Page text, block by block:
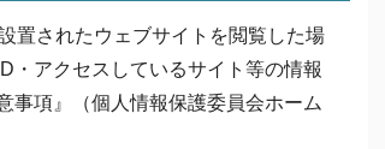
置されたウェブサイトを閲覧した場
・アクセスしているサイト等の情報
事項』（個人情報保護委員会ホーム